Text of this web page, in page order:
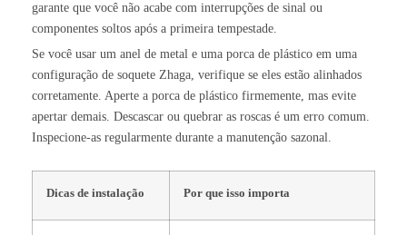
garante que você não acabe com interrupções de sinal ou
componentes soltos após a primeira tempestade.
Se você usar um anel de metal e uma porca de plástico em uma
configuração de soquete Zhaga, verifique se eles estão alinhados
corretamente. Aperte a porca de plástico firmemente, mas evite
apertar demais. Descascar ou quebrar as roscas é um erro comum.
Inspecione-as regularmente durante a manutenção sazonal.
Dicas de instalação Por que isso importa